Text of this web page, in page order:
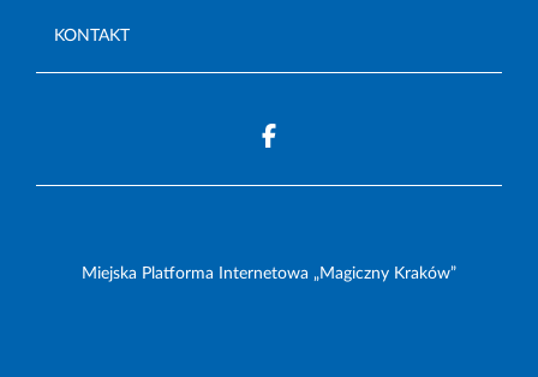
KONTAKT
Miejska Platforma Internetowa „Magiczny Kraków”